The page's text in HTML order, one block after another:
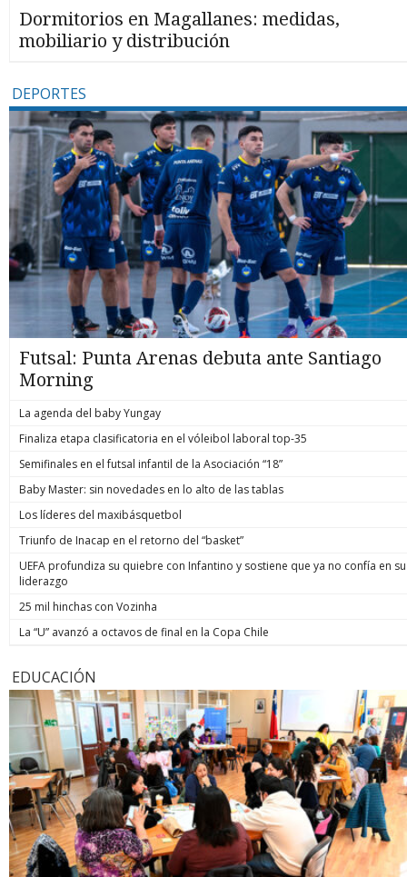
Dormitorios en Magallanes: medidas,
mobiliario y distribución
DEPORTES
Futsal: Punta Arenas debuta ante Santiago
Morning
La agenda del baby Yungay
Finaliza etapa clasificatoria en el vóleibol laboral top-35
Semifinales en el futsal infantil de la Asociación “18”
Baby Master: sin novedades en lo alto de las tablas
Los líderes del maxibásquetbol
Triunfo de Inacap en el retorno del “basket”
UEFA profundiza su quiebre con Infantino y sostiene que ya no confía en su
liderazgo
25 mil hinchas con Vozinha
La “U” avanzó a octavos de final en la Copa Chile
EDUCACIÓN